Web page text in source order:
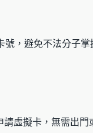
，避免不法分子
虛擬卡，無需出